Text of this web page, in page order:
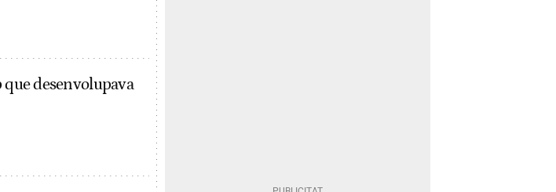
que desenvolupava